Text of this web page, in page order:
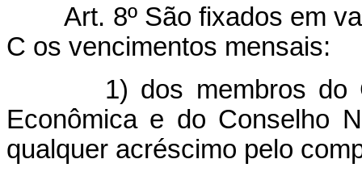
Art. 8º São fixados em
C os vencimentos mensais:
1) dos membros do
Econômica e do Conselho
qualquer acréscimo pelo